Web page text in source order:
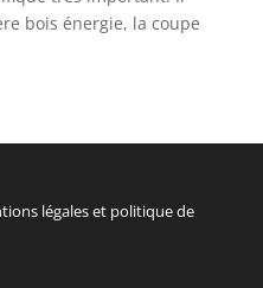
bois énergie, la coupe
légales et politique de